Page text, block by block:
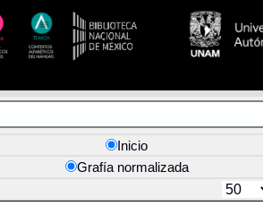
Inicio
Grafía normalizada